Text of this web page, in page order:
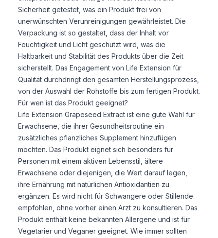
Sicherheit getestet, was ein Produkt frei von
unerwünschten Verunreinigungen gewährleistet. Die
Verpackung ist so gestaltet, dass der Inhalt vor
Feuchtigkeit und Licht geschützt wird, was die
Haltbarkeit und Stabilität des Produkts über die Zeit
sicherstellt. Das Engagement von Life Extension für
Qualität durchdringt den gesamten Herstellungsprozess,
von der Auswahl der Rohstoffe bis zum fertigen Produkt.
Für wen ist das Produkt geeignet?
Life Extension Grapeseed Extract ist eine gute Wahl für
Erwachsene, die ihrer Gesundheitsroutine ein
zusätzliches pflanzliches Supplement hinzufügen
möchten. Das Produkt eignet sich besonders für
Personen mit einem aktiven Lebensstil, ältere
Erwachsene oder diejenigen, die Wert darauf legen,
ihre Ernährung mit natürlichen Antioxidantien zu
ergänzen. Es wird nicht für Schwangere oder Stillende
empfohlen, ohne vorher einen Arzt zu konsultieren. Das
Produkt enthält keine bekannten Allergene und ist für
Vegetarier und Veganer geeignet. Wie immer sollten